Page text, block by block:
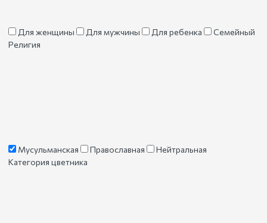
Для женщины Для мужчины Для ребенка
Семейный
Религия
Мусульманская Православная
Нейтральная
Категория цветника